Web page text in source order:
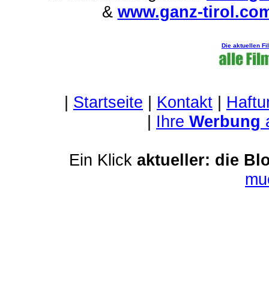
& www.ganz-
Die aktuellen
| Startseite | Kontakt |
| Ihre Werbung
Ein Klick aktueller: die